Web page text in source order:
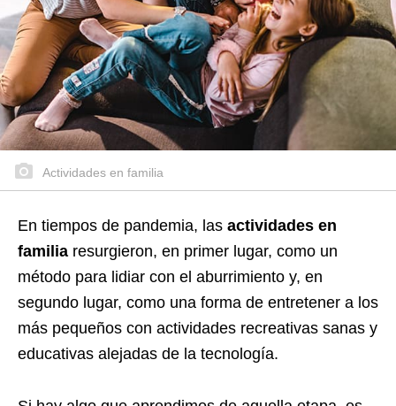
Actividades en familia
En tiempos de pandemia, las actividades en
familia resurgieron, en primer lugar, como un
método para lidiar con el aburrimiento y, en
segundo lugar, como una forma de entretener a los
más pequeños con actividades recreativas sanas y
educativas alejadas de la tecnología.